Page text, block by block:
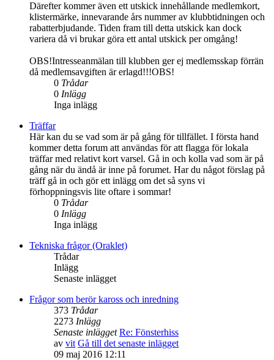
Därefter kommer även ett utskick innehållande medlemkort,
klistermärke, innevarande års nummer av klubbtidningen och
rabatterbjudande. Tiden fram till detta utskick kan dock
variera då vi brukar göra ett antal utskick per omgång!
OBS!Intresseanmälan till klubben ger ej medlemsskap förrän
då medlemsavgiften är erlagd!!!OBS!
0 Trådar
0 Inlägg
Inga inlägg
Träffar
Här kan du se vad som är på gång för tillfället. I första hand
kommer detta forum att användas för att flagga för lokala
träffar med relativt kort varsel. Gå in och kolla vad som är på
gång när du ändå är inne på forumet. Har du något förslag på
träff gå in och gör ett inlägg om det så syns vi
förhoppningsvis lite oftare i sommar!
0 Trådar
0 Inlägg
Inga inlägg
Tekniska frågor (Oraklet)
Trådar
Inlägg
Senaste inlägget
Frågor som berör kaross och inredning
373 Trådar
2273 Inlägg
Senaste inlägget Re: Fönsterhiss
av vit Gå till det senaste inlägget
09 maj 2016 12:11